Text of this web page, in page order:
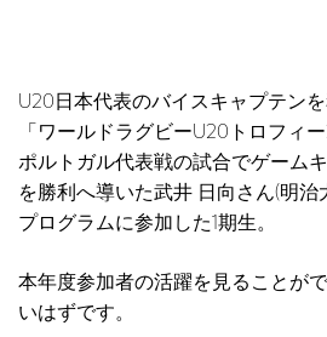
U20日本代表のバイスキャプテン
「ワールドラグビーU20トロフィ
ポルトガル代表戦の試合でゲーム
を勝利へ導いた武井 日向さん(明
プログラムに参加した1期生。
本年度参加者の活躍を見ることが
いはずです。